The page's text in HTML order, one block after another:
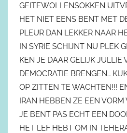
GEITEWOLLENSOKKEN
HET NIET EENS BENT MET
PLEUR DAN LEKKER NAAR
IN SYRIE SCHIJNT NU PLEK
KEN JE DAAR GELIJK JULLIE
DEMOCRATIE BRENGEN…
OP ZITTEN TE WACHTEN!!!
IRAN HEBBEN ZE EEN VORM
JE BENT PAS ECHT EEN
HET LEF HEBT OM IN